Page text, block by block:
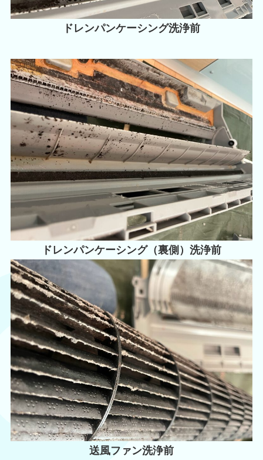
ドレンパンケーシング洗浄前
ドレンパンケーシング（裏側）洗浄前
送風ファン洗浄前